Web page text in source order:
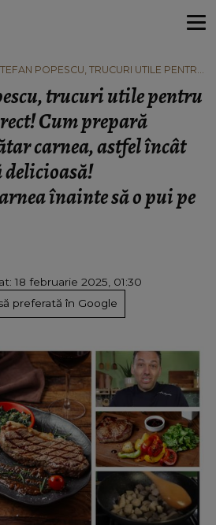
POPESCU, TRUCURI UTILE PENTRU
BUCĂTAR CARNEA, ASTFEL ÎNCÂT
O AROMĂ DELICIOASĂ! „TAMPONEAZĂ
ÎNAINTE SĂ O PUI PE GRĂTAR.”
trucuri utile pentru
Cum prepară
carnea, astfel încât
delicioasă!
înainte să o pui pe
18 februarie 2025, 01:30
preferată în Google